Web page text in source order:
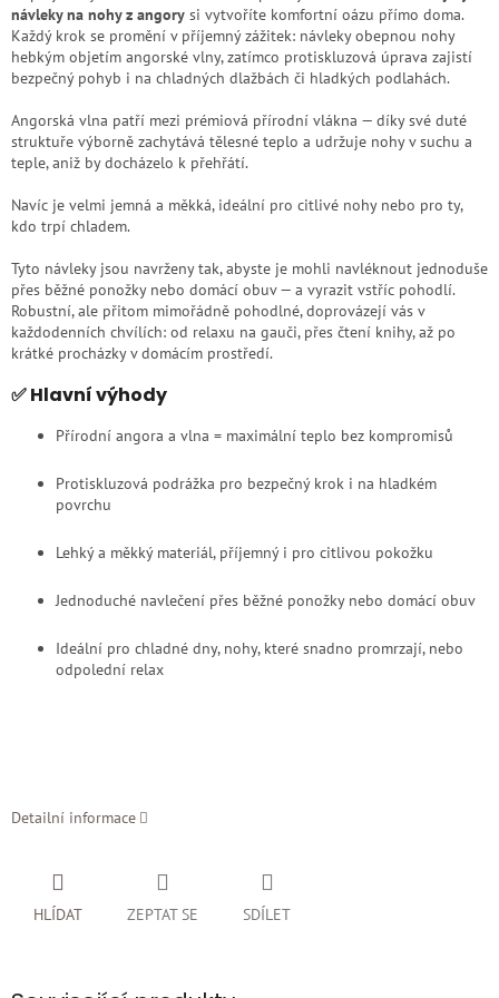
návleky na nohy z angory si vytvoříte komfortní oázu přímo doma.
Každý krok se promění v příjemný zážitek: návleky obepnou nohy
hebkým objetím angorské vlny, zatímco protiskluzová úprava zajistí
bezpečný pohyb i na chladných dlažbách či hladkých podlahách.
Angorská vlna patří mezi prémiová přírodní vlákna — díky své duté
struktuře výborně zachytává tělesné teplo a udržuje nohy v suchu a
teple, aniž by docházelo k přehřátí.
Navíc je velmi jemná a měkká, ideální pro citlivé nohy nebo pro ty,
kdo trpí chladem.
Tyto návleky jsou navrženy tak, abyste je mohli navléknout jednoduše
přes běžné ponožky nebo domácí obuv — a vyrazit vstříc pohodlí.
Robustní, ale přitom mimořádně pohodlné, doprovázejí vás v
každodenních chvílích: od relaxu na gauči, přes čtení knihy, až po
krátké procházky v domácím prostředí.
✅ Hlavní výhody
Přírodní angora a vlna = maximální teplo bez kompromisů
Protiskluzová podrážka pro bezpečný krok i na hladkém
povrchu
Lehký a měkký materiál, příjemný i pro citlivou pokožku
Jednoduché navlečení přes běžné ponožky nebo domácí obuv
Ideální pro chladné dny, nohy, které snadno promrzají, nebo
odpolední relax
Detailní informace
ZEPTAT SE
HLÍDAT SDÍLET